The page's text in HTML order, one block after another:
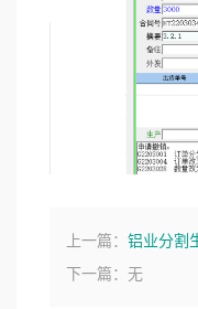
上一篇： 铝业分割
下一篇：无